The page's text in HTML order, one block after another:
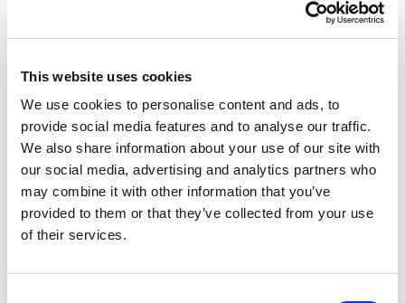
This website uses cookies
We use cookies to personalise content and ads, to
provide social media features and to analyse our traffic.
We also share information about your use of our site with
our social media, advertising and analytics partners who
may combine it with other information that you’ve
provided to them or that they’ve collected from your use
of their services.
Bekijk de docentenhandleiding
Ook voor toneelspelen heb je techniek nodig.
Je lijf is dan je gereedschap. Het ziet er soms
misschien makkelijk uit, maar je hebt veel
techniek nodig om je lichaam goed te